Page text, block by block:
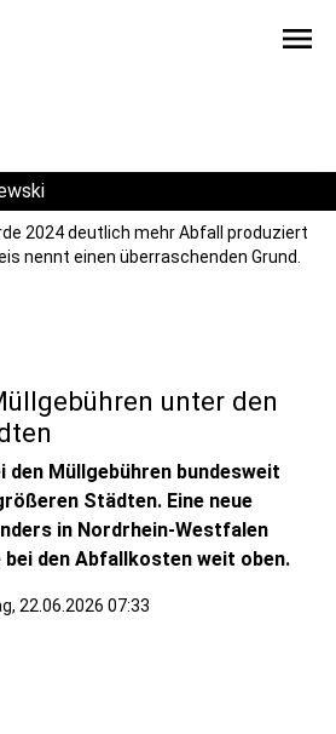
menu
2024 deutlich mehr Abfall produziert
nennt einen überraschenden Grund.
unter den
den Müllgebühren bundesweit
Städten. Eine neue
in Nordrhein-Westfalen
den Abfallkosten weit oben.
22.06.2026 07:33